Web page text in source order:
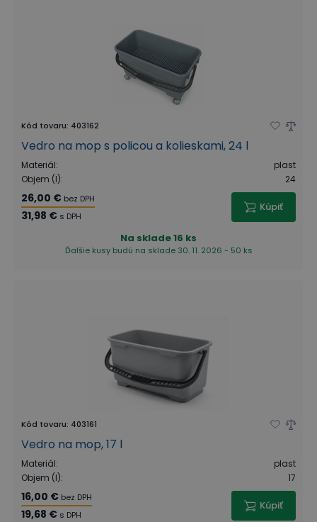
Kód tovaru: 403162
Vedro na mop s policou a kolieskami, 24 l
Materiál:
plast
Objem (l): 24
26,00 € bez DPH
31,98 € s DPH
Kúpiť
Na sklade16 ks
Ďalšie kusy budú na sklade 30. 11. 2026 - 50 ks
Kód tovaru: 403161
Vedro na mop, 17 l
Materiál:
plast
Objem (l): 17
16,00 € bez DPH
19,68 € s DPH
Kúpiť